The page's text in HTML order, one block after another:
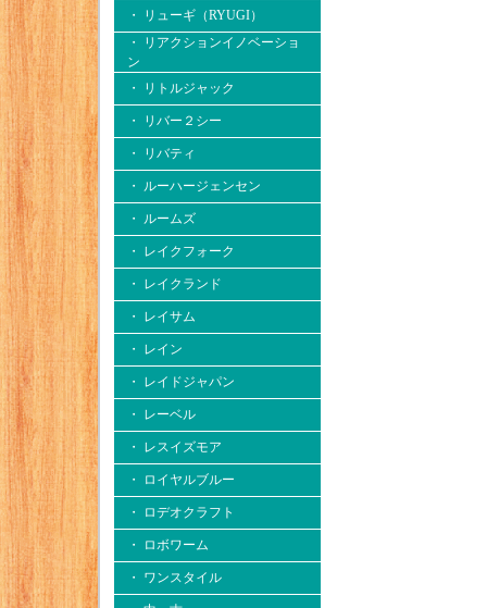
・ リューギ（RYUGI）
・ リアクションイノベーショ
ン
・ リトルジャック
・ リバー２シー
・ リバティ
・ ルーハージェンセン
・ ルームズ
・ レイクフォーク
・ レイクランド
・ レイサム
・ レイン
・ レイドジャパン
・ レーベル
・ レスイズモア
・ ロイヤルブルー
・ ロデオクラフト
・ ロボワーム
・ ワンスタイル